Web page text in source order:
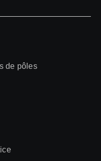
de pôles